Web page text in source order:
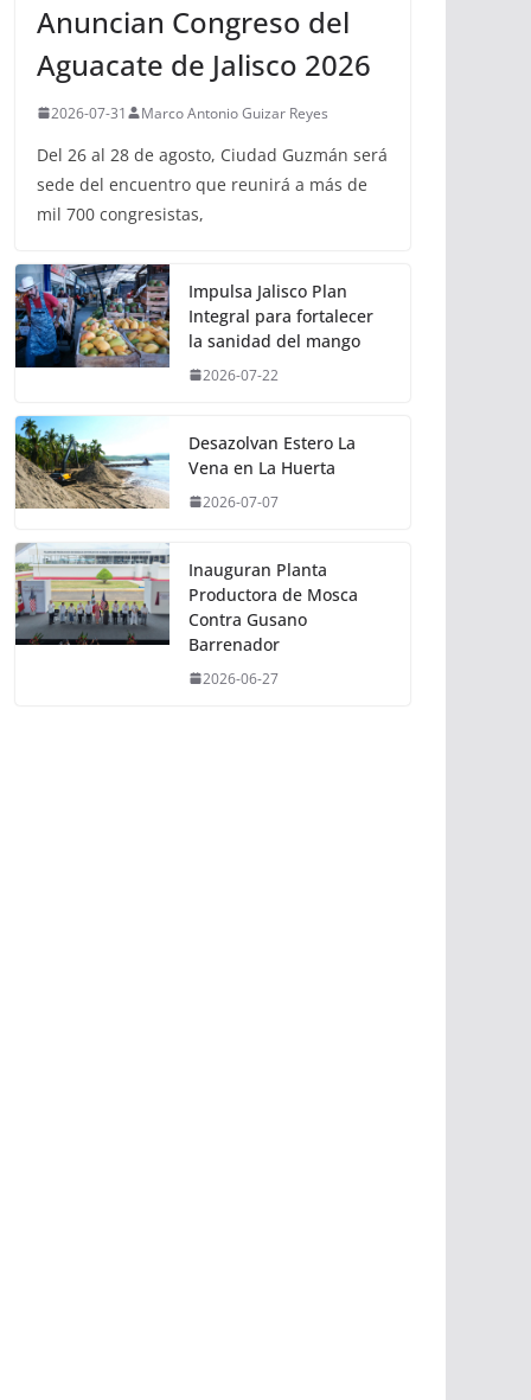
Anuncian Congreso del
Aguacate de Jalisco 2026
2026-07-31 Marco Antonio Guizar Reyes
Del 26 al 28 de agosto, Ciudad Guzmán será
sede del encuentro que reunirá a más de
mil 700 congresistas,
Impulsa Jalisco Plan
Integral para fortalecer
la sanidad del mango
2026-07-22
Desazolvan Estero La
Vena en La Huerta
2026-07-07
Inauguran Planta
Productora de Mosca
Contra Gusano
Barrenador
2026-06-27